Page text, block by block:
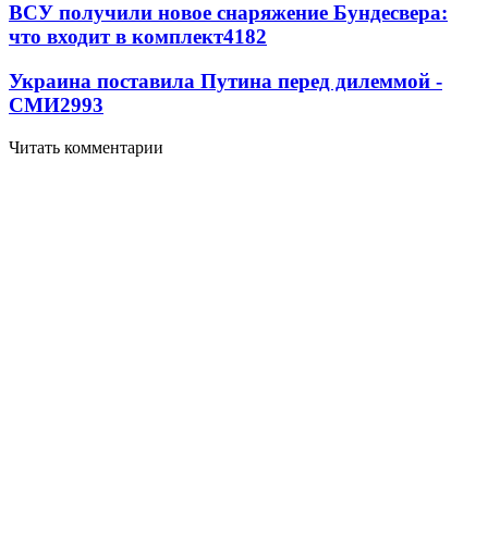
ВСУ получили новое снаряжение Бундесвера:
что входит в комплект4182
Украина поставила Путина перед дилеммой -
СМИ2993
Читать комментарии